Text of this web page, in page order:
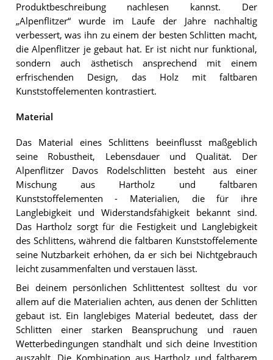
Produktbeschreibung nachlesen kannst. Der
„Alpenflitzer“ wurde im Laufe der Jahre nachhaltig
verbessert, was ihn zu einem der besten Schlitten macht,
die Alpenflitzer je gebaut hat. Er ist nicht nur funktional,
sondern auch ästhetisch ansprechend mit einem
erfrischenden Design, das Holz mit faltbaren
Kunststoffelementen kontrastiert.
Material
Das Material eines Schlittens beeinflusst maßgeblich
seine Robustheit, Lebensdauer und Qualität. Der
Alpenflitzer Davos Rodelschlitten besteht aus einer
Mischung aus Hartholz und faltbaren
Kunststoffelementen - Materialien, die für ihre
Langlebigkeit und Widerstandsfähigkeit bekannt sind.
Das Hartholz sorgt für die Festigkeit und Langlebigkeit
des Schlittens, während die faltbaren Kunststoffelemente
seine Nutzbarkeit erhöhen, da er sich bei Nichtgebrauch
leicht zusammenfalten und verstauen lässt.
Bei deinem persönlichen Schlittentest solltest du vor
allem auf die Materialien achten, aus denen der Schlitten
gebaut ist. Ein langlebiges Material bedeutet, dass der
Schlitten einer starken Beanspruchung und rauen
Wetterbedingungen standhält und sich deine Investition